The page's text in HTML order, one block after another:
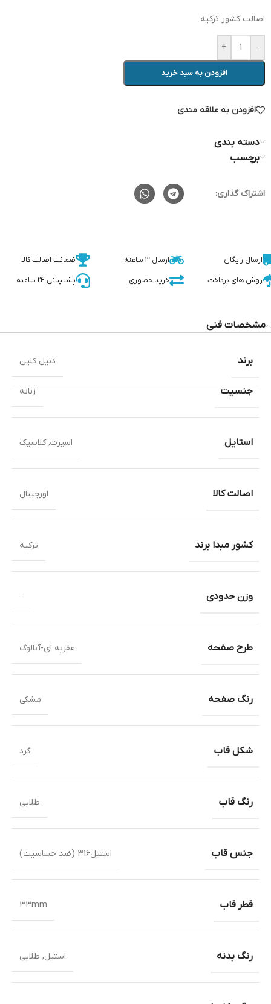
اصالت کشور ترکیه
-
+
افزودن به سبد خرید
افزودن به علاقه مندی
دسته بندی
برچسب
اشتراک گذاری:
ارسال رایگان ارسال 3 ساعته ضمانت اصالت کالا
روش های پرداخت خرید حضوری پشتیبانی 24 ساعته
مشخصات فنی
جنسیت زنانه
استایل اسپرت,کلاسیک
اصالت کالا اورجینال
کشور مبدا برند ترکیه
وزن حدودی –
طرح صفحه عقربه ای-آنالوگ
رنگ صفحه مشکی
شکل قاب گرد
رنگ قاب طلایی
جنس قاب استیل316 (ضد حساسیت)
قطر قاب 33mm
رنگ بدنه استیل, طلایی
برند دنیل کلین